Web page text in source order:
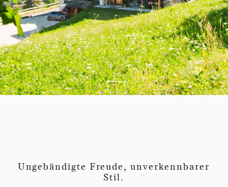
Ungebändigte Freude, unverkennbarer
Stil.